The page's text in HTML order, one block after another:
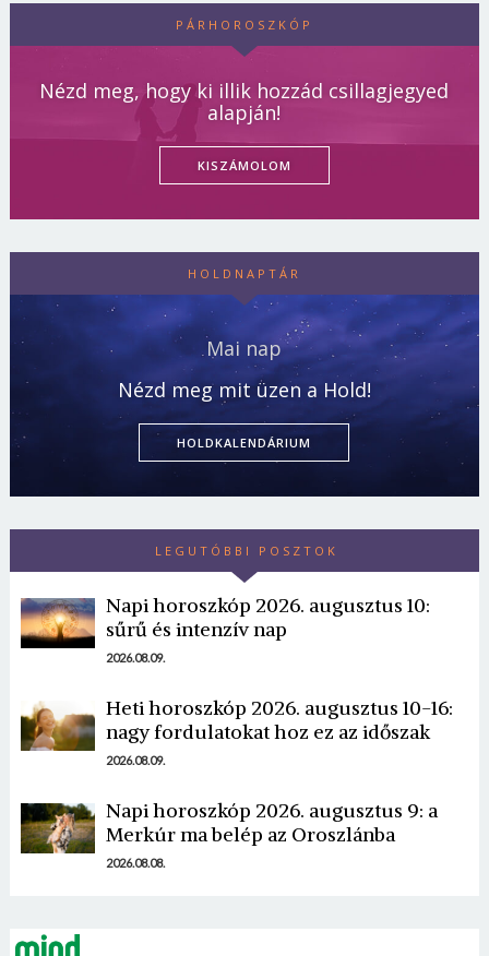
PÁRHOROSZKÓP
Nézd meg, hogy ki illik hozzád csillagjegyed
alapján!
KISZÁMOLOM
HOLDNAPTÁR
Mai nap
Nézd meg mit üzen a Hold!
HOLDKALENDÁRIUM
LEGUTÓBBI POSZTOK
Napi horoszkóp 2026. augusztus 10:
sűrű és intenzív nap
2026.08.09.
Heti horoszkóp 2026. augusztus 10-16:
nagy fordulatokat hoz ez az időszak
2026.08.09.
Napi horoszkóp 2026. augusztus 9: a
Merkúr ma belép az Oroszlánba
2026.08.08.
Borsonline bejelentkezés
E-mail cím vagy felhasználónév
Jelszó